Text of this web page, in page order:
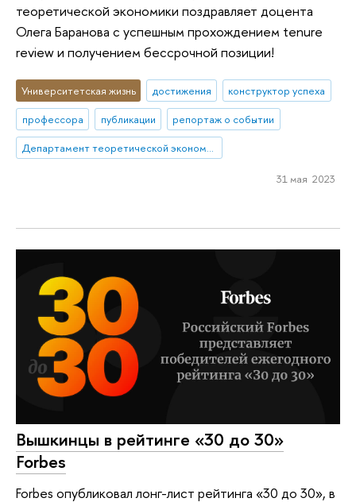
теоретической экономики поздравляет доцента
Олега Баранова с успешным прохождением tenure
review и получением бессрочной позиции!
Университетская жизнь достижения
конструктор успеха
профессора
публикации
репортаж о событии
Департамент теоретической экономики
31 мая 2023
Вышкинцы в рейтинге «30 до 30»
Forbes
Forbes опубликовал лонг-лист рейтинга «30 до 30», в